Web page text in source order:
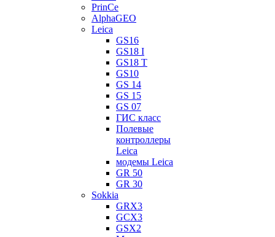
PrinCe
AlphaGEO
Leica
GS16
GS18 I
GS18 T
GS10
GS 14
GS 15
GS 07
ГИС класс
Полевые
контроллеры
Leica
модемы Leica
GR 50
GR 30
Sokkia
GRX3
GCX3
GSX2